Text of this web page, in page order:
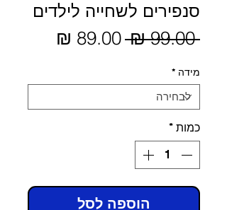
סנפירים לשחייה לילדים
‏99.00 ‏₪
מחיר
מידה *
כמות *
הוספה לסל